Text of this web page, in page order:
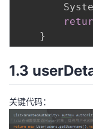
者
支
}
1.3
关键代码：